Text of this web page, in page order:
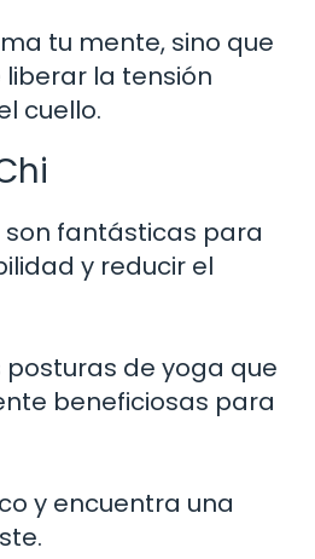
tu mente, sino que
la tensión
cuello.
fantásticas para
y reducir el
posturas de yoga que
beneficiosas para
y encuentra una